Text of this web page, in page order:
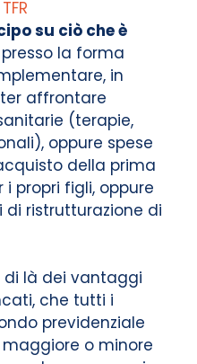
TFR
su ciò che è
presso la forma
in
affrontare
(terapie,
oppure spese
della prima
i propri figli, oppure
ristrutturazione di
di là dei vantaggi
che tutti i
previdenziale
o minore